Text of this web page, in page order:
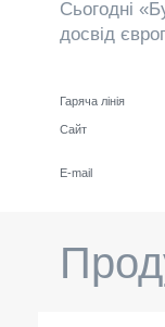
Сьогодні
досвід
Гаряча лінія
Сайт
E-mail